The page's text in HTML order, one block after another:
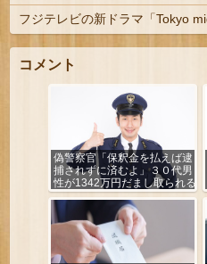
コメント
偽警察官「保釈金を払えば逮
捕されずに済むよ」３０代男
性が1342万円だまし取られる